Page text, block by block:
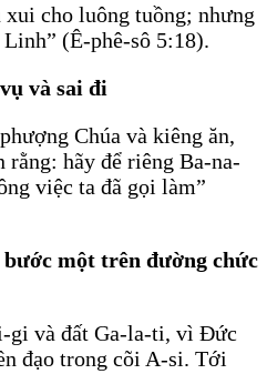
cho luông tuồng; nhưng
(Ê-phê-sô 5:18).
và sai đi
Chúa và kiêng ăn,
hãy để riêng Ba-na-
việc ta đã gọi làm”
một trên đường chức
gi và đất Ga-la-ti, vì Ðức
đạo trong cõi A-si. Tới